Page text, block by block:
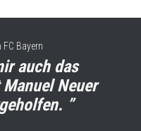
Bayern
auch das
Neuer
”